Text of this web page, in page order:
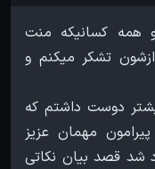
همه کسانیکه منت
تشکر میکنم و
دوست داشتم که
مهمان عزیز
شد قصد بیان نکاتی